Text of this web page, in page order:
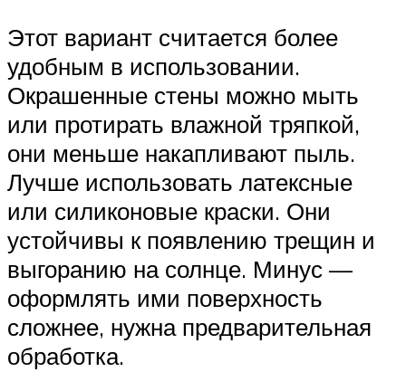
Этот вариант считается более
удобным в использовании.
Окрашенные стены можно мыть
или протирать влажной тряпкой,
они меньше накапливают пыль.
Лучше использовать латексные
или силиконовые краски. Они
устойчивы к появлению трещин и
выгоранию на солнце. Минус —
оформлять ими поверхность
сложнее, нужна предварительная
обработка.